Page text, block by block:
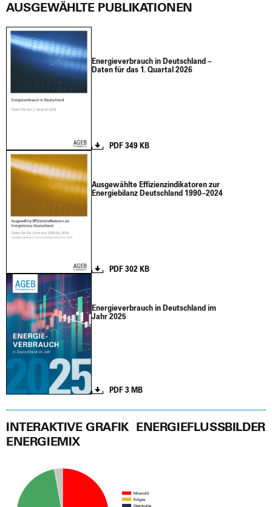
AUSGEWÄHLTE PUBLIKATIONEN
Ener­gie­ver­brauch in Deutsch­land –
Daten für das 1. Quar­tal 2026
PDF 349 KB
Aus­ge­wähl­te Effi­zi­en­z­in­di­ka­to­ren zur
Ener­gie­bi­lanz Deutsch­land 1990–2024
PDF 302 KB
Ener­gie­ver­brauch in Deutsch­land im
Jahr 2025
PDF 3 MB
INTERAKTIVE GRAFIK
ENERGIEMIX
ENERGIEFLUSSBILDER